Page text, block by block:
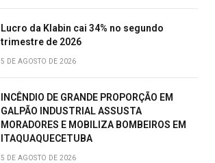
Lucro da Klabin cai 34% no segundo
trimestre de 2026
5 DE AGOSTO DE 2026
INCÊNDIO DE GRANDE PROPORÇÃO EM
GALPÃO INDUSTRIAL ASSUSTA
MORADORES E MOBILIZA BOMBEIROS EM
ITAQUAQUECETUBA
5 DE AGOSTO DE 2026